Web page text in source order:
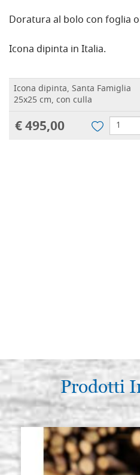
Doratura al bolo con foglia
Icona dipinta in Italia.
Icona dipinta, Santa Famiglia
25x25 cm, con culla
€ 495,00
Prodotti